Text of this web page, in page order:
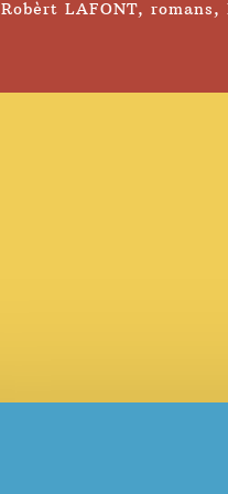
Robèrt LAFONT, romans,